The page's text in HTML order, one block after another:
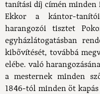
tanítási díj címén minden
Ekkor a kántor-
harangozói tisztet
egyházlátogatásban
kibővítését, továbbá
elébe. való
a mesternek minden
1846-tól minden öt